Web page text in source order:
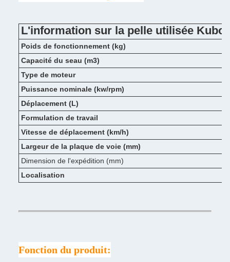
L'information sur la pelle utilisée
Poids de fonctionnement (kg)
Capacité du seau (m3)
Type de moteur
Puissance nominale (kw/rpm)
Déplacement (L)
Formulation de travail
Vitesse de déplacement (km/h)
Largeur de la plaque de voie (mm)
Dimension de l'expédition (mm)
Localisation
Fonction du produit: